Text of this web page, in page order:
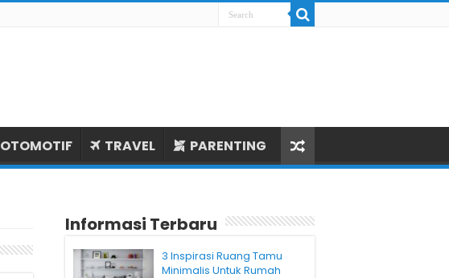
OTOMOTIF TRAVEL PARENTING
Informasi Terbaru
3 Inspirasi Ruang Tamu
Minimalis Untuk Rumah